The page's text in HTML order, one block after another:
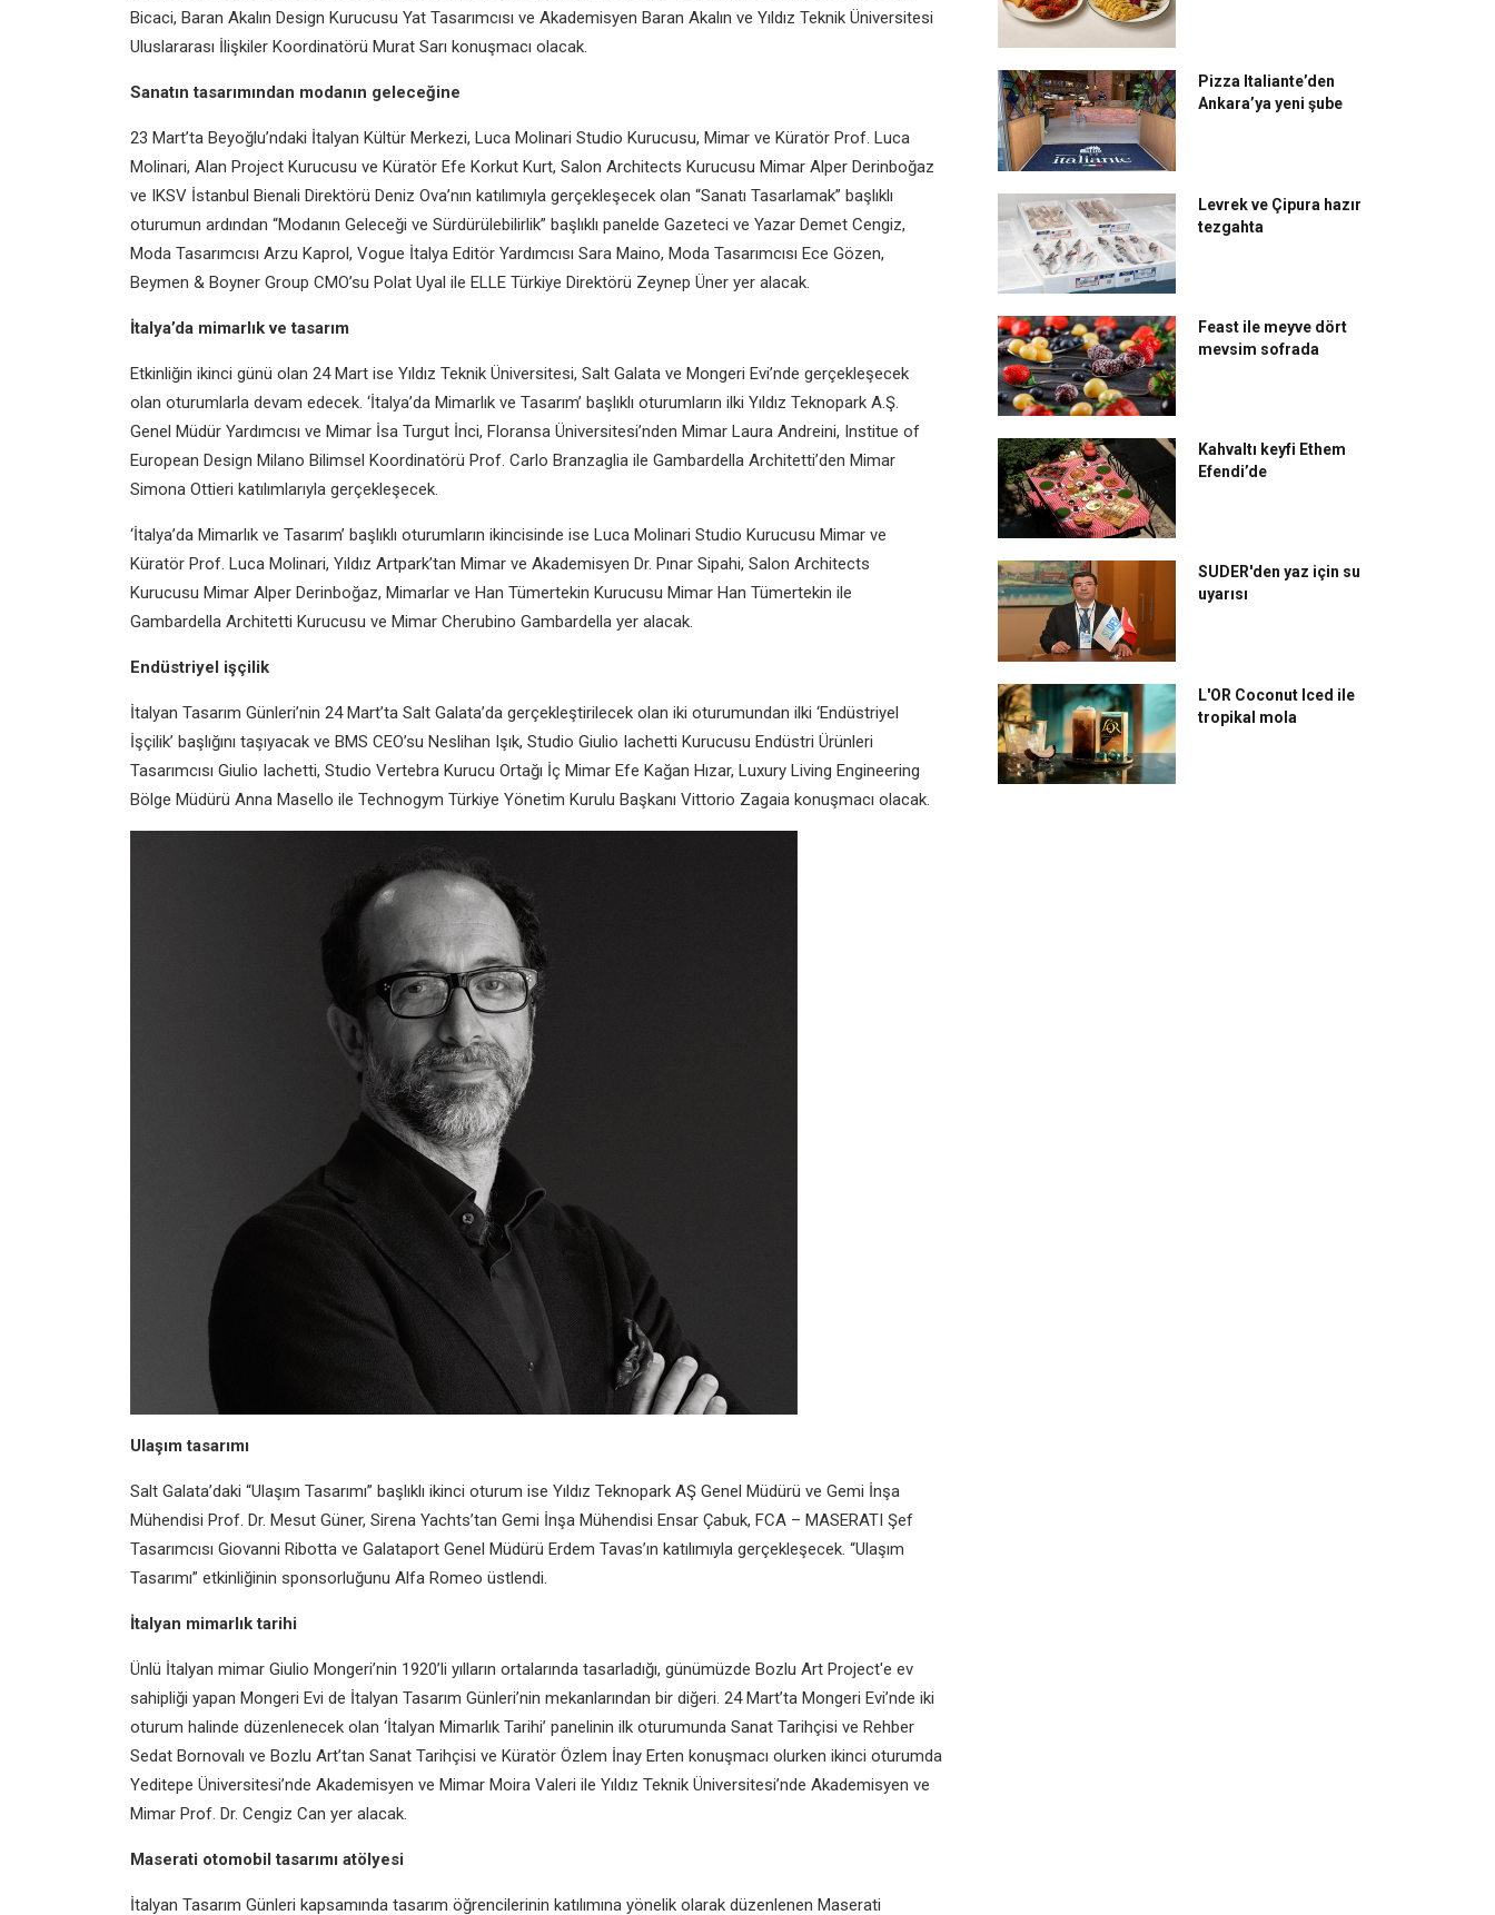
Bicaci, Baran Akalın Design Kurucusu Yat Tasarımcısı ve Akademisyen Baran Akalın ve Yıldız Teknik Üniversitesi
Uluslararası İlişkiler Koordinatörü Murat Sarı konuşmacı olacak.
Sanatın tasarımından modanın geleceğine
23 Mart’ta Beyoğlu’ndaki İtalyan Kültür Merkezi, Luca Molinari Studio Kurucusu, Mimar ve Küratör Prof. Luca
Molinari, Alan Project Kurucusu ve Küratör Efe Korkut Kurt, Salon Architects Kurucusu Mimar Alper Derinboğaz
ve IKSV İstanbul Bienali Direktörü Deniz Ova’nın katılımıyla gerçekleşecek olan “Sanatı Tasarlamak” başlıklı
oturumun ardından “Modanın Geleceği ve Sürdürülebilirlik” başlıklı panelde Gazeteci ve Yazar Demet Cengiz,
Moda Tasarımcısı Arzu Kaprol, Vogue İtalya Editör Yardımcısı Sara Maino, Moda Tasarımcısı Ece Gözen,
Beymen & Boyner Group CMO’su Polat Uyal ile ELLE Türkiye Direktörü Zeynep Üner yer alacak.
İtalya’da mimarlık ve tasarım
Etkinliğin ikinci günü olan 24 Mart ise Yıldız Teknik Üniversitesi, Salt Galata ve Mongeri Evi’nde gerçekleşecek
olan oturumlarla devam edecek. ‘İtalya’da Mimarlık ve Tasarım’ başlıklı oturumların ilki Yıldız Teknopark A.Ş.
Genel Müdür Yardımcısı ve Mimar İsa Turgut İnci, Floransa Üniversitesi’nden Mimar Laura Andreini, Institue of
European Design Milano Bilimsel Koordinatörü Prof. Carlo Branzaglia ile Gambardella Architetti’den Mimar
Simona Ottieri katılımlarıyla gerçekleşecek.
‘İtalya’da Mimarlık ve Tasarım’ başlıklı oturumların ikincisinde ise Luca Molinari Studio Kurucusu Mimar ve
Küratör Prof. Luca Molinari, Yıldız Artpark’tan Mimar ve Akademisyen Dr. Pınar Sipahi, Salon Architects
Kurucusu Mimar Alper Derinboğaz, Mimarlar ve Han Tümertekin Kurucusu Mimar Han Tümertekin ile
Gambardella Architetti Kurucusu ve Mimar Cherubino Gambardella yer alacak.
Endüstriyel işçilik
İtalyan Tasarım Günleri’nin 24 Mart’ta Salt Galata’da gerçekleştirilecek olan iki oturumundan ilki ‘Endüstriyel
İşçilik’ başlığını taşıyacak ve BMS CEO’su Neslihan Işık, Studio Giulio Iachetti Kurucusu Endüstri Ürünleri
Tasarımcısı Giulio Iachetti, Studio Vertebra Kurucu Ortağı İç Mimar Efe Kağan Hızar, Luxury Living Engineering
Bölge Müdürü Anna Masello ile Technogym Türkiye Yönetim Kurulu Başkanı Vittorio Zagaia konuşmacı olacak.
Ulaşım tasarımı
Salt Galata’daki “Ulaşım Tasarımı” başlıklı ikinci oturum ise Yıldız Teknopark AŞ Genel Müdürü ve Gemi İnşa
Mühendisi Prof. Dr. Mesut Güner, Sirena Yachts’tan Gemi İnşa Mühendisi Ensar Çabuk, FCA – MASERATI Şef
Tasarımcısı Giovanni Ribotta ve Galataport Genel Müdürü Erdem Tavas’ın katılımıyla gerçekleşecek. “Ulaşım
Tasarımı” etkinliğinin sponsorluğunu Alfa Romeo üstlendi.
İtalyan mimarlık tarihi
Ünlü İtalyan mimar Giulio Mongeri’nin 1920’li yılların ortalarında tasarladığı, günümüzde Bozlu Art Project'e ev
sahipliği yapan Mongeri Evi de İtalyan Tasarım Günleri’nin mekanlarından bir diğeri. 24 Mart’ta Mongeri Evi’nde iki
oturum halinde düzenlenecek olan ‘İtalyan Mimarlık Tarihi’ panelinin ilk oturumunda Sanat Tarihçisi ve Rehber
Sedat Bornovalı ve Bozlu Art’tan Sanat Tarihçisi ve Küratör Özlem İnay Erten konuşmacı olurken ikinci oturumda
Yeditepe Üniversitesi’nde Akademisyen ve Mimar Moira Valeri ile Yıldız Teknik Üniversitesi’nde Akademisyen ve
Mimar Prof. Dr. Cengiz Can yer alacak.
Maserati otomobil tasarımı atölyesi
İtalyan Tasarım Günleri kapsamında tasarım öğrencilerinin katılımına yönelik olarak düzenlenen Maserati
Pizza Italiante’den
Ankara’ya yeni şube
Levrek ve Çipura hazır
tezgahta
Feast ile meyve dört
mevsim sofrada
Kahvaltı keyfi Ethem
Efendi’de
SUDER'den yaz için su
uyarısı
L'OR Coconut Iced ile
tropikal mola